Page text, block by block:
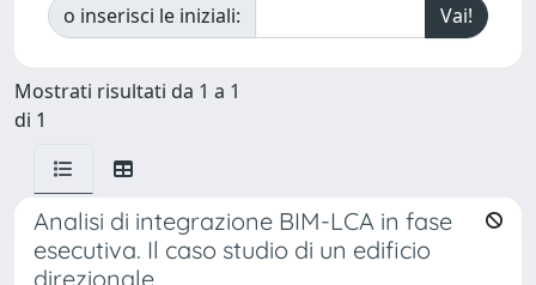
o inserisci le iniziali:
Mostrati risultati da 1 a 1
di 1
Analisi di integrazione BIM-LCA in fase
esecutiva. Il caso studio di un edificio
direzionale.